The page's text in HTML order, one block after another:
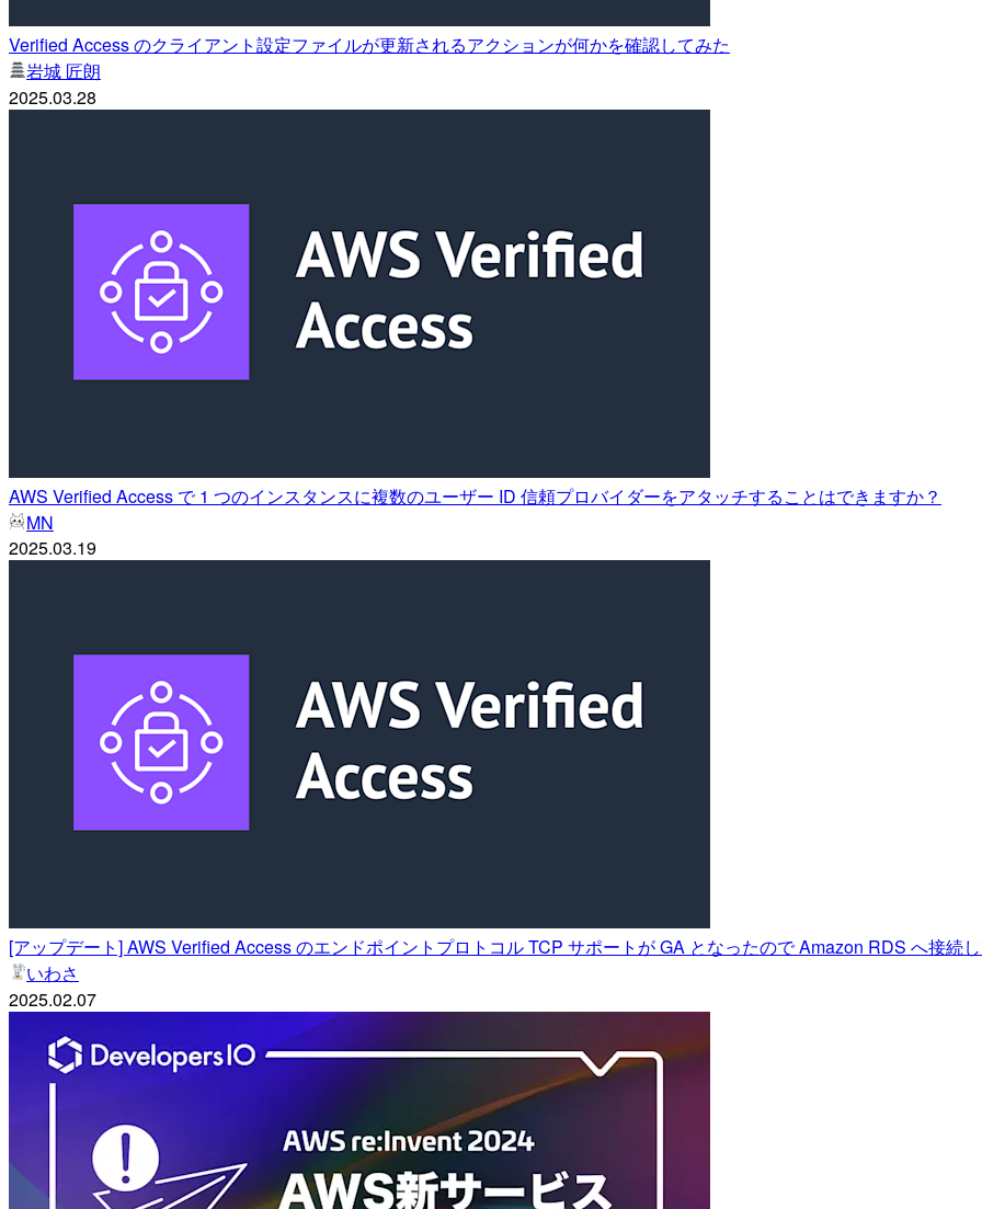
Verified Access のクライアント設定ファイルが更新されるアクションが何かを確認してみた
岩城 匠朗
2025.03.28
AWS Verified Access で 1 つのインスタンスに複数のユーザー ID 信頼プロバイダーをアタッチすることはできますか？
MN
2025.03.19
[アップデート] AWS Verified Access のエンドポイントプロトコル TCP サポートが GA となったので Amazon RDS へ接続
いわさ
2025.02.07